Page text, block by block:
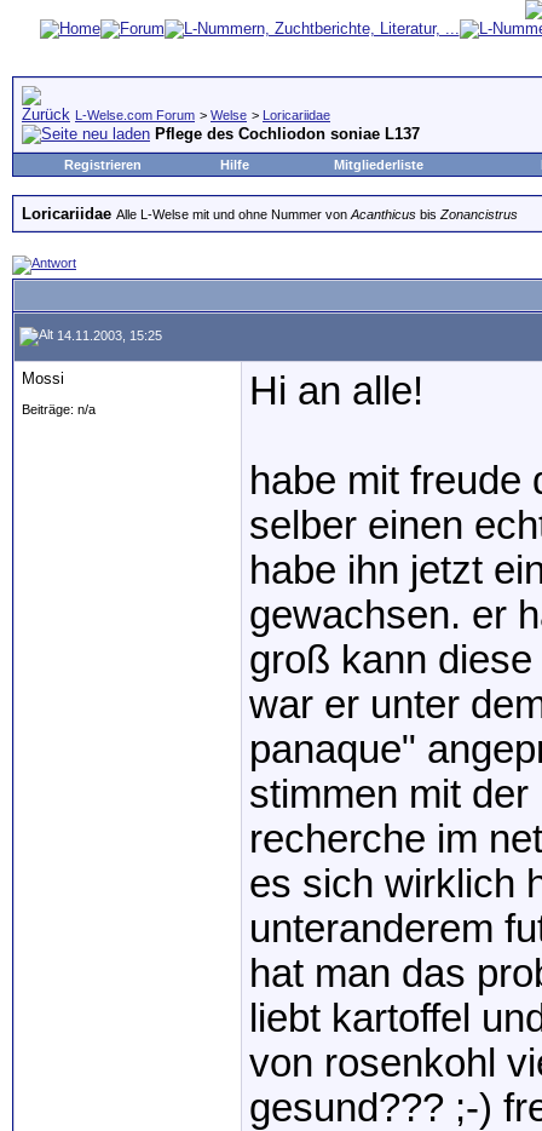
L-Welse.com Forum > Welse > Loricariidae
Pflege des Cochliodon soniae L137
Registrieren Hilfe Mitgliederliste
Loricariidae Alle L-Welse mit und ohne Nummer von Acanthicus bis Zonancistrus
14.11.2003, 15:25
Mossi
Beiträge: n/a Hi an alle!
habe mit freude
selber einen
habe ihn jetzt
gewachsen. er
groß kann
war er unter
panaque"
stimmen mit
recherche im
es sich wirklich
unteranderem
hat man das
liebt kartoffel
von rosenkohl
gesund??? ;-)